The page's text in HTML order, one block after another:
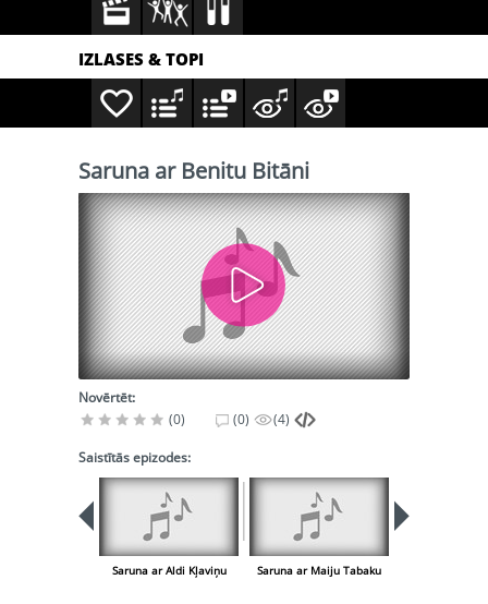
IZLASES & TOPI
Saruna ar Benitu Bitāni
Novērtēt:
(0)
(0) (4)
Saistītās epizodes:
Saruna ar Aldi Kļaviņu Saruna ar Maiju Tabaku